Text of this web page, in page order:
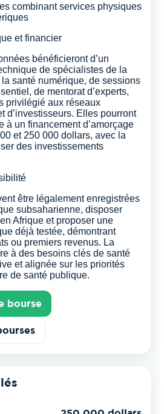
combinant services physiques
et financier
bénéficieront d’un
de spécialistes de la
santé numérique, de sessions
de mentorat d’experts,
privilégié aux réseaux
d’investisseurs. Elles pourront
à un financement d’amorçage
et 250 000 dollars, avec la
des investissements
être légalement enregistrées
subsaharienne, disposer
Afrique et proposer une
déjà testée, démontrant
ou premiers revenus. La
à des besoins clés de santé
et alignée sur les priorités
de santé publique.
bourse